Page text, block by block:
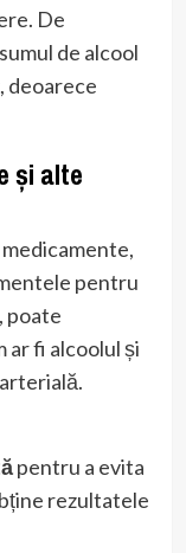
De
de alcool
deoarece
și alte
pentru
poate
ar fi alcoolul și
pentru a evita
rezultatele